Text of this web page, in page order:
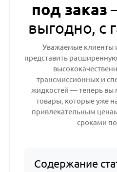
под заказ
выгодно, с
Уважаемые клиенты
представить
трансмиссионных и
жидкостей — теперь вы
товары, которые уже
привлекательным
сроками
Содержание